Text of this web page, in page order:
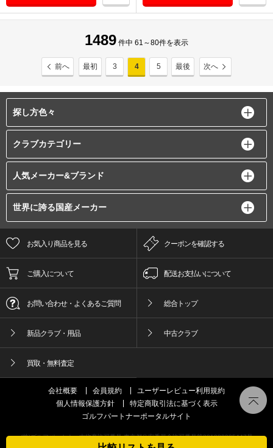
1489 件中 61～80件を表示
前へ 最初 3 4 5 最後 次へ
探し方色々
クラブカテゴリー
人気メーカー&ブランド
世界に誇る国産メーカー
お気入り商品を見る クーポンを確認する
ご購入について 配送お支払いについて
お問い合わせ・よくあるご質問 総合トップ
新品クラブ・用品 中古クラブ
買取・無料査定
会社概要 会員規約
ユーザーレビュー利用規約
個人情報保護方針
特定商取引法に基づく表示
ゴルフパートナーポータルサイト
(株)ゴルフパートナー古物商許可番号 東京都公安委員会許可番号第301089905447号